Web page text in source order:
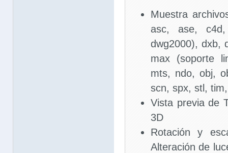
Muestra
asc, ase,
dwg2000), dxb,
max (soporte
mts, ndo, obj,
scn, spx, stl,
Vista previa de
3D
Rotación y
Alteración de